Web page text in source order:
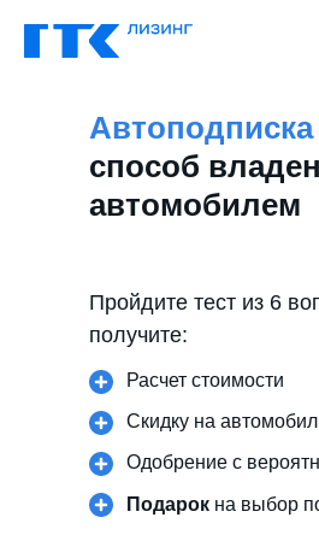
Автоподписка
способ
автомобилем
Пройдите тест из 6
получите:
Расчет стоимости
Скидку на
Одобрение с
Подарок на выбор